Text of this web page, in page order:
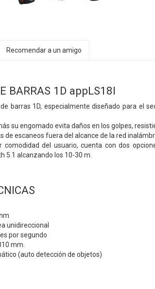
Recomendar a un amigo
BARRAS 1D appLS18I
barras 1D, especialmente diseñado para el
su engomado evita daños en los golpes,
de escaneos fuera del alcance de la red
del usuario, cuenta con dos
5.1 alcanzando los 10-30 m.
unidireccional
por segundo
mm.
(auto detección de objetos)